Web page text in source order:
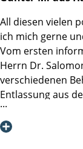
All diesen vielen
ich mich gerne
Vom ersten
Herrn Dr.
verschiedenen
Entlassung aus
mich bei Ärzten
Die freundliche